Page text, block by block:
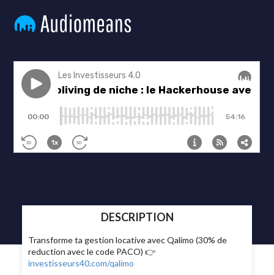
DESCRIPTION
Transforme ta gestion locative avec Qalimo (30% de
reduction avec le code PACO) 👉
investisseurs40.com/qalimo